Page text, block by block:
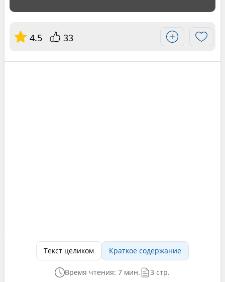
4.5 33
Текст целиком Краткое содержание
Время чтения: 7 мин. 3 стр.